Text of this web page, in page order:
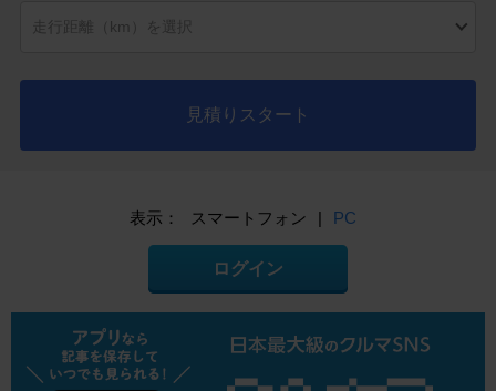
見積りスタート
表示： スマートフォン | PC
ログイン